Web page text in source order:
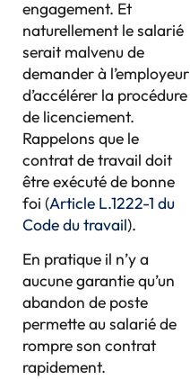
engagement. Et
naturellement le salarié
serait malvenu de
demander à l’employeur
d’accélérer la procédure
de licenciement.
Rappelons que le
contrat de travail doit
être exécuté de bonne
foi (Article L.1222-1 du
Code du travail).
En pratique il n’y a
aucune garantie qu’un
abandon de poste
permette au salarié de
rompre son contrat
rapidement.